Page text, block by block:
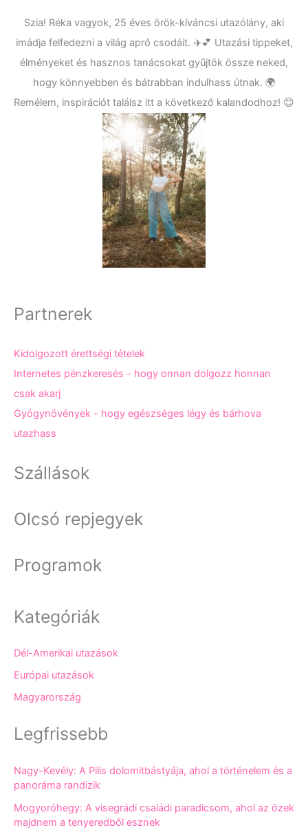
Szia! Réka vagyok, 25 éves örök-kíváncsi utazólány, aki
imádja felfedezni a világ apró csodáit. ✈️💕 Utazási tippeket,
élményeket és hasznos tanácsokat gyűjtök össze neked,
hogy könnyebben és bátrabban indulhass útnak. 🌍
Remélem, inspirációt találsz itt a következő kalandodhoz! 😊
Partnerek
Kidolgozott érettségi tételek
Internetes pénzkeresés - hogy onnan dolgozz honnan
csak akarj
Gyógynövények - hogy egészséges légy és bárhova
utazhass
Szállások
Olcsó repjegyek
Programok
Kategóriák
Dél-Amerikai utazások
Európai utazások
Magyarország
Legfrissebb
Nagy-Kevély: A Pilis dolomitbástyája, ahol a történelem és a
panoráma randizik
Mogyoróhegy: A visegrádi családi paradicsom, ahol az őzek
majdnem a tenyeredből esznek